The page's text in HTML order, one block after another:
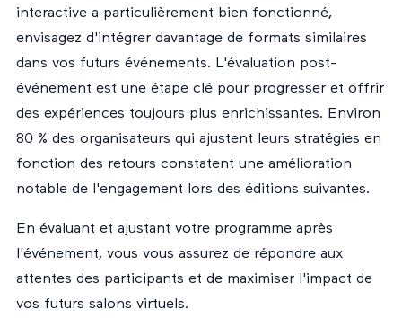
interactive a particulièrement bien fonctionné,
envisagez d'intégrer davantage de formats similaires
dans vos futurs événements. L'évaluation post-
événement est une étape clé pour progresser et offrir
des expériences toujours plus enrichissantes. Environ
80 % des organisateurs qui ajustent leurs stratégies en
fonction des retours constatent une amélioration
notable de l'engagement lors des éditions suivantes.
En évaluant et ajustant votre programme après
l'événement, vous vous assurez de répondre aux
attentes des participants et de maximiser l'impact de
vos futurs salons virtuels.